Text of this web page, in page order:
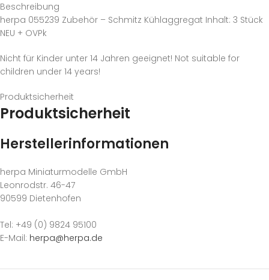
Beschreibung
herpa 055239 Zubehör – Schmitz Kühlaggregat Inhalt: 3 Stück
NEU + OVPk
Nicht für Kinder unter 14 Jahren geeignet! Not suitable for
children under 14 years!
Produktsicherheit
Produktsicherheit
Herstellerinformationen
herpa Miniaturmodelle GmbH
Leonrodstr. 46-47
90599 Dietenhofen
Tel: +49 (0) 9824 95100
E-Mail: herpa@herpa.de